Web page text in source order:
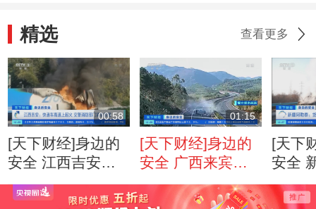
精选 查看更多
00:58
[天下财经]身边的
安全 江西吉安：
快递车高速上起火
交警消防部门紧急
01:15
[天下财经]身边的
安全 广西来宾：
客车拉货超重 车
辆爆胎发生侧翻
[天下
安全
泰：
消防